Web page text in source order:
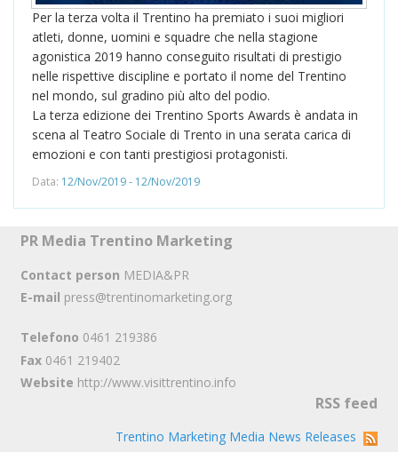
Per la terza volta il Trentino ha premiato i suoi migliori
atleti, donne, uomini e squadre che nella stagione
agonistica 2019 hanno conseguito risultati di prestigio
nelle rispettive discipline e portato il nome del Trentino
nel mondo, sul gradino più alto del podio.
La terza edizione dei Trentino Sports Awards è andata in
scena al Teatro Sociale di Trento in una serata carica di
emozioni e con tanti prestigiosi protagonisti.
Data: 12/Nov/2019 - 12/Nov/2019
PR Media Trentino Marketing
Contact person MEDIA&PR
E-mail press@trentinomarketing.org
Telefono 0461 219386
Fax 0461 219402
Website http://www.visittrentino.info
RSS feed
Trentino Marketing Media News Releases